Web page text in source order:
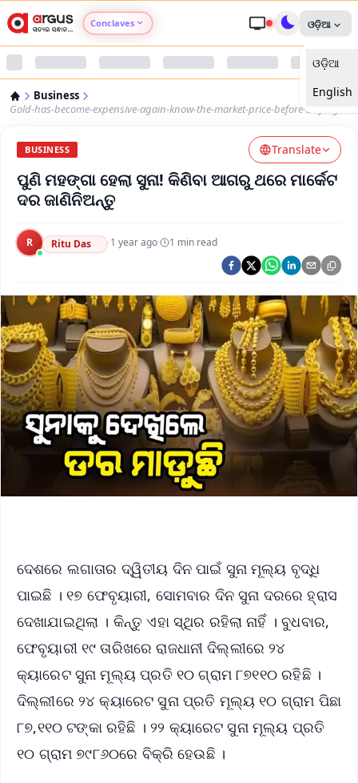
Conclaves
Argus Nari Shakti
Argus Health Connect
Argus Chalo Dekhein Apna Desh
ଓଡ଼ିଆ
ଓଡ଼ିଆ
English
Business
Gold-has-become-expensive-again-know-the-market-price-before-buying
BUSINESS Translate
ପୁଣି ମହଙ୍ଗା ହେଲା ସୁନା! କିଣିବା ଆଗରୁ ଥରେ ମାର୍କେଟ
ଦର ଜାଣିନିଅନ୍ତୁ
R Ritu Das ·1 year ago· 1 min read
ଦେଶରେ ଲଗାତାର ଦ୍ୱିତୀୟ ଦିନ ପାଇଁ ସୁନା ମୂଲ୍ୟ ବୃଦ୍ଧି
ପାଇଛି । ୧୭ ଫେବୃୟାରୀ, ସୋମବାର ଦିନ ସୁନା ଦରରେ ହ୍ରାସ
ଦେଖାଯାଇଥିଲା । କିନ୍ତୁ ଏହା ସ୍ଥିର ରହିଲା ନାହିଁ । ବୁଧବାର,
ଫେବୃୟାରୀ ୧୯ ତାରିଖରେ ରାଜଧାନୀ ଦିଲ୍ଲୀରେ ୨୪
କ୍ୟାରେଟ ସୁନା ମୂଲ୍ୟ ପ୍ରତି ୧୦ ଗ୍ରାମ ୮୭୧୧୦ ରହିଛି ।
ଦିଲ୍ଲୀରେ ୨୪ କ୍ୟାରେଟ ସୁନା ପ୍ରତି ମୂଲ୍ୟ ୧୦ ଗ୍ରାମ ପିଛା
୮୭,୧୧୦ ଟଙ୍କା ରହିଛି । ୨୨ କ୍ୟାରେଟ ସୁନା ମୂଲ୍ୟ ପ୍ରତି
୧୦ ଗ୍ରାମ ୭୯୮୬୦ରେ ବିକ୍ରି ହେଉଛି ।